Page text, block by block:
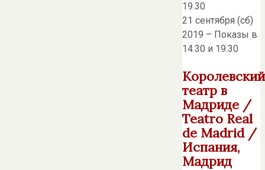
19.30
21 сентября (сб)
2019 – Показы в
14.30 и 19.30
Королевский
театр в
Мадриде /
Teatro Real
de Madrid /
Испания,
Мадрид